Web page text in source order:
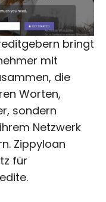
bringt
mit
die
Worten,
sondern
Netzwerk
Zippyloan
für